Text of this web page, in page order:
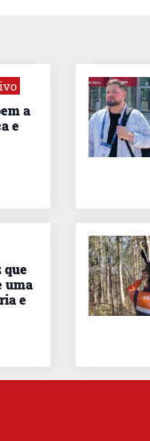
a
e
que
uma
e